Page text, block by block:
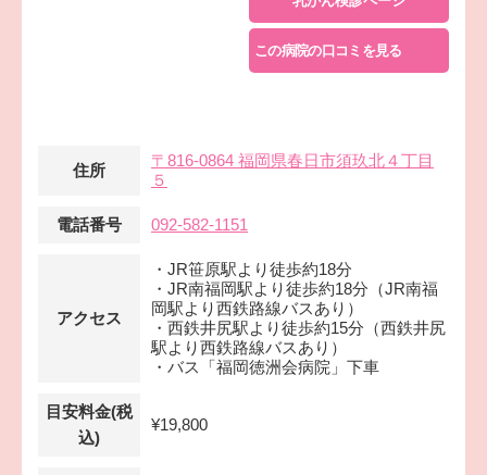
この病院の口コミを見る
住所
〒816-0864 福岡県春日市須玖北４丁目
５
電話番号 092-582-1151
アクセス
・JR笹原駅より徒歩約18分
・JR南福岡駅より徒歩約18分（JR南福
岡駅より西鉄路線バスあり）
・西鉄井尻駅より徒歩約15分（西鉄井尻
駅より西鉄路線バスあり）
・バス「福岡徳洲会病院」下車
目安料金(税
込)
¥19,800